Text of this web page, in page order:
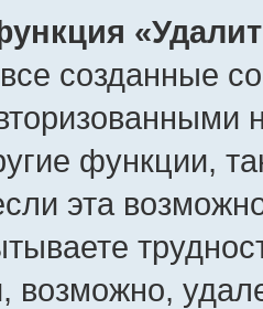
созданные
функции,
эта
возможно,